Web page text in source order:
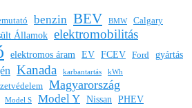
benzin BEV BMW Calgary
Államok elektromobilitás
elektromos áram EV FCEV Ford gyártás
Kanada karbantartás kWh
Magyarország
Model S Model Y Nissan PHEV